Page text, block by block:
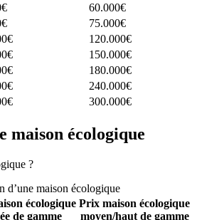
60.000€
75.000€
120.000€
150.000€
180.000€
240.000€
300.000€
maison écologique
?
d’une maison écologique
écologique
de gamme
Prix maison écologique
moyen/haut de gamme